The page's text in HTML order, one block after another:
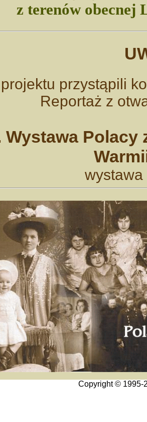
z terenów obecnej
przystąpili
Reportaż z
Wystawa
Copyright © 1995-